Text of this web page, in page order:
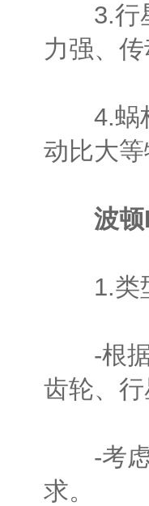
3.行星
力强、
4.蜗杆
动比大
波
1.类
-根据
齿轮、
-考虑
求。